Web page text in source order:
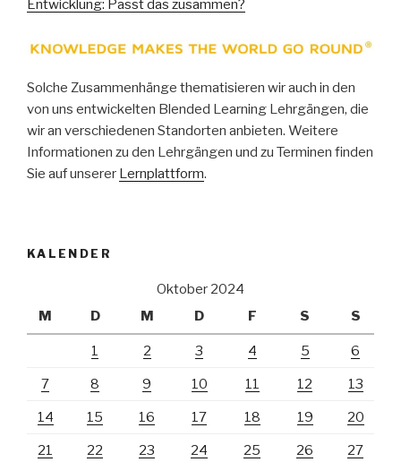
Entwicklung: Passt das zusammen?
Solche Zusammenhänge thematisieren wir auch in den
von uns entwickelten Blended Learning Lehrgängen, die
wir an verschiedenen Standorten anbieten. Weitere
Informationen zu den Lehrgängen und zu Terminen finden
Sie auf unserer Lernplattform.
KALENDER
Oktober 2024
M
D M D F S S
1 2 3 4 5 6
7 8 9 10 11 12 13
14 15 16 17 18 19 20
21 22 23 24 25 26 27